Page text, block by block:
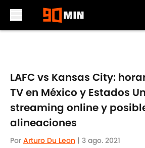
LAFC vs Kansas City:
TV en México y Estados
streaming online y
alineaciones
Por Arturo Du Leon | 3 ago. 2021